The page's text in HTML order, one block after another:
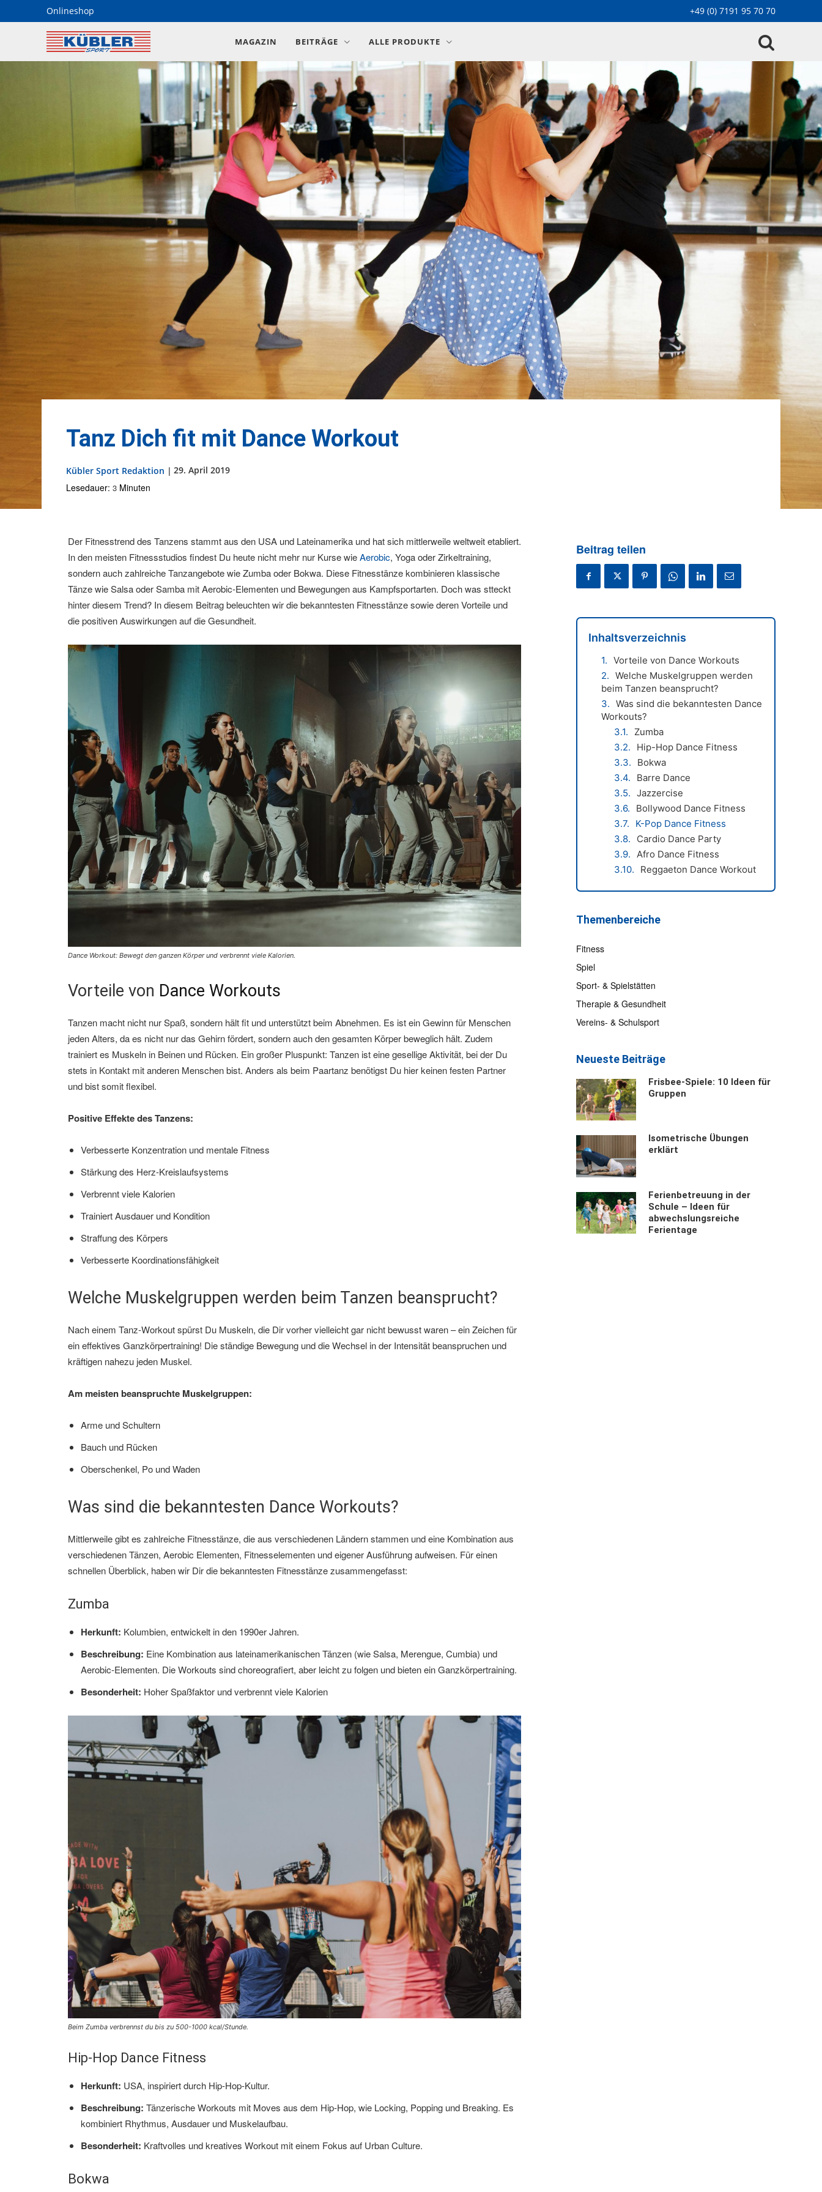
Onlineshop +49 (0) 7191 95 70 70
MAGAZIN BEITRÄGE ALLE PRODUKTE
Tanz Dich fit mit Dance Workout
Kübler Sport Redaktion | 29. April 2019
Lesedauer: 3 Minuten
Der Fitnesstrend des Tanzens stammt aus den USA und Lateinamerika und hat sich mittlerweile weltweit etabliert.
In den meisten Fitnessstudios findest Du heute nicht mehr nur Kurse wieAerobic, Yoga oder Zirkeltraining,
sondern auch zahlreiche Tanzangebote wie Zumba oder Bokwa. Diese Fitnesstänze kombinieren klassische
Tänze wie Salsa oder Samba mit Aerobic-Elementen und Bewegungen aus Kampfsportarten. Doch was stteckt
hinter diesem Trend? In diesem Beitrag beleuchten wir die bekanntesten Fitnesstänze sowie deren Vorteile und
die positiven Auswirkungen auf die Gesundheit.
Dance Workout: Bewegt den ganzen Körper und verbrennt viele Kalorien.
Vorteile von Dance Workouts
Tanzen macht nicht nur Spaß, sondern hält fit und unterstützt beim Abnehmen. Es ist ein Gewinn für Menschen
jeden Alters, da es nicht nur das Gehirn fördert, sondern auch den gesamten Körper beweglich hält. Zudem
trainiert es Muskeln in Beinen und Rücken. Ein großer Pluspunkt: Tanzen ist eine gesellige Aktivität, bei der Du
stets in Kontakt mit anderen Menschen bist. Anders als beim Paartanz benötigst Du hier keinen festen Partner
und bist somit flexibel.
Positive Effekte des Tanzens:
Verbesserte Konzentration und mentale Fitness
Stärkung des Herz-Kreislaufsystems
Verbrennt viele Kalorien
Trainiert Ausdauer und Kondition
Straffung des Körpers
Verbesserte Koordinationsfähigkeit
Welche Muskelgruppen werden beim Tanzen beansprucht?
Nach einem Tanz-Workout spürst Du Muskeln, die Dir vorher vielleicht gar nicht bewusst waren – ein Zeichen für
ein effektives Ganzkörpertraining! Die ständige Bewegung und die Wechsel in der Intensität beanspruchen und
kräftigen nahezu jeden Muskel.
Am meisten beanspruchte Muskelgruppen:
Arme und Schultern
Bauch und Rücken
Oberschenkel, Po und Waden
Was sind die bekanntesten Dance Workouts?
Mittlerweile gibt es zahlreiche Fitnesstänze, die aus verschiedenen Ländern stammen und eine Kombination aus
verschiedenen Tänzen, Aerobic Elementen, Fitnesselementen und eigener Ausführung aufweisen. Für einen
schnellen Überblick, haben wir Dir die bekanntesten Fitnesstänze zusammengefasst:
Zumba
Herkunft: Kolumbien, entwickelt in den 1990er Jahren.
Beschreibung: Eine Kombination aus lateinamerikanischen Tänzen (wie Salsa, Merengue, Cumbia) und
Aerobic-Elementen. Die Workouts sind choreografiert, aber leicht zu folgen und bieten ein Ganzkörpertraining.
Besonderheit: Hoher Spaßfaktor und verbrennt viele Kalorien
Beim Zumba verbrennst du bis zu 500-1000 kcal/Stunde.
Hip-Hop Dance Fitness
Herkunft: USA, inspiriert durch Hip-Hop-Kultur.
Beschreibung: Tänzerische Workouts mit Moves aus dem Hip-Hop, wie Locking, Popping und Breaking. Es
kombiniert Rhythmus, Ausdauer und Muskelaufbau.
Besonderheit: Kraftvolles und kreatives Workout mit einem Fokus auf Urban Culture.
Bokwa
Beitrag teilen
Inhaltsverzeichnis
Vorteile von Dance Workouts
Welche Muskelgruppen werden
beim Tanzen beansprucht?
Was sind die bekanntesten Dance
Workouts?
Zumba
Hip-Hop Dance Fitness
Bokwa
Barre Dance
Jazzercise
Bollywood Dance Fitness
K-Pop Dance Fitness
Cardio Dance Party
Afro Dance Fitness
Reggaeton Dance Workout
Themenbereiche
Fitness
Spiel
Sport- & Spielstätten
Therapie & Gesundheit
Vereins- & Schulsport
Neueste Beiträge
Frisbee-Spiele: 10 Ideen für
Gruppen
Isometrische Übungen
erklärt
Ferienbetreuung in der
Schule – Ideen für
abwechslungsreiche
Ferientage